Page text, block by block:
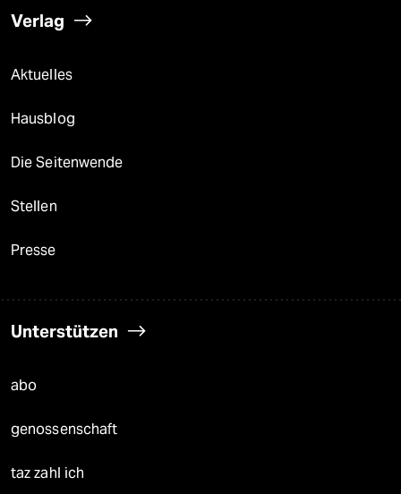
Verlag
Aktuelles
Hausblog
Die Seitenwende
Stellen
Presse
Unterstützen
abo
genossenschaft
taz zahl ich